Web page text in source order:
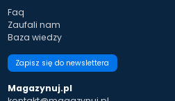
Faq
Zaufali nam
Baza wiedzy
Zapisz się do newslettera
Magazynuj.pl